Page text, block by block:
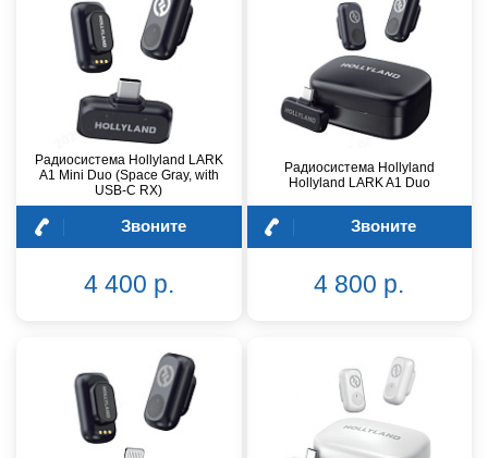
Радиосистема Hollyland LARK
A1 Mini Duo (Space Gray, with
USB-C RX)
Звоните
4 400 р.
Радиосистема Hollyland
Hollyland LARK A1 Duo
Звоните
4 800 р.